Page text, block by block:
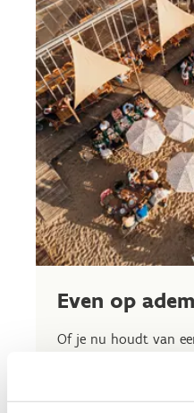
Even op
Of je nu houdt van
een actieve
doorheen onze
om eropuit te trekken